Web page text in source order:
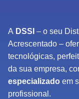
A DSSI – o seu
Acrescentado –
tecnológicas,
da sua empresa,
especializado em
profissional.